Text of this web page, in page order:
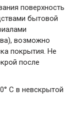
поверхность
бытовой
возможно
покрытия. Не
после
С в невскрытой